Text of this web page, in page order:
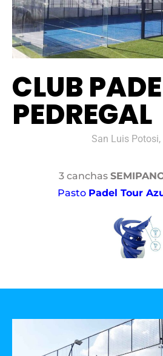
CLUB
PEDREGAL
San Luis Potosi,
3 canchas
Pasto Padel Tour